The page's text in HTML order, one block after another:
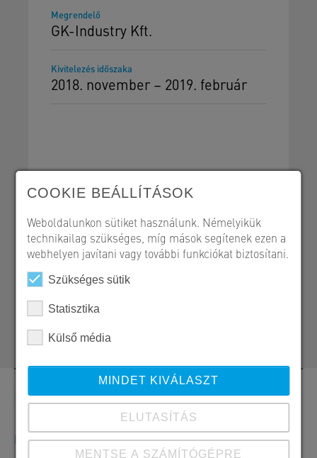
Megrendelő
GK-Industry Kft.
Kivitelezés időszaka
2018. november – 2019. február
SW Umwelttechnik Magyarország Kft.
H 2339 Majosháza, Tóközi út 10.
+36 24 620 400
Kapcsolat
Megrendelések, ajánlatok és termékinformációk
COOKIE BEÁLLÍTÁSOK
Weboldalunkon sütiket használunk. Némelyikük
technikailag szükséges, míg mások segítenek ezen a
webhelyen javítani vagy további funkciókat biztosítani.
Szükséges sütik
Statisztika
Külső média
MINDET KIVÁLASZT
ELUTASÍTÁS
MENTSE A SZÁMÍTÓGÉPRE